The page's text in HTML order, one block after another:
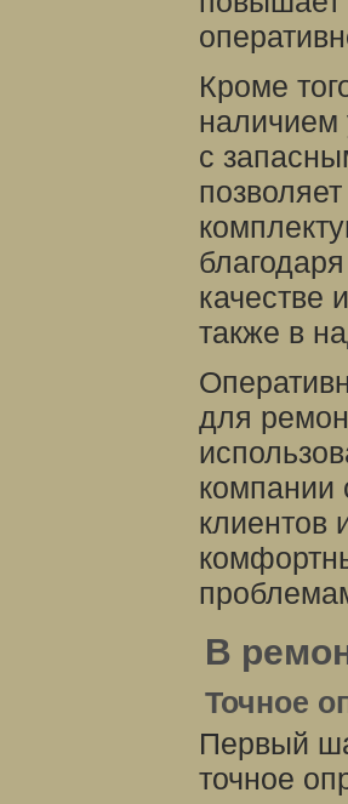
Кроме
наличием
с
качестве
также в
для
компании
клиентов
В
Точное
Первый
точное